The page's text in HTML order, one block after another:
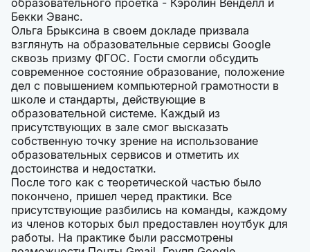
образовательного проетка - Кэролин Венделл и
Бекки Эванс.
Ольга Брыксина в своем докладе призвала
взглянуть на образовательные сервисы Google
сквозь призму ФГОС. Гости смогли обсудить
современное состояние образование, положение
дел с повышением компьютерной грамотности в
школе и стандарты, действующие в
образовательной системе. Каждый из
присутствующих в зале смог высказать
собственную точку зрение на использование
образовательных сервисов и отметить их
достоинства и недостатки.
После того как с теоретической частью было
покончено, пришел черед практики. Все
присутствующие разбились на команды, каждому
из членов которых был предоставлен ноутбук для
работы. На практике были рассмотрены